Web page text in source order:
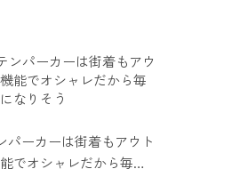
パーカーは街着もアウト
でオシャレだから毎日